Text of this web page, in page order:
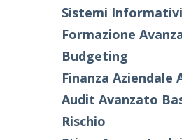
Sistemi
Formazione
Budgeting
Finanza Aziendale
Audit Avanzato
Rischio